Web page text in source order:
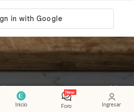
Inicio Foro Ingresar
o marrones: qué los
comprar